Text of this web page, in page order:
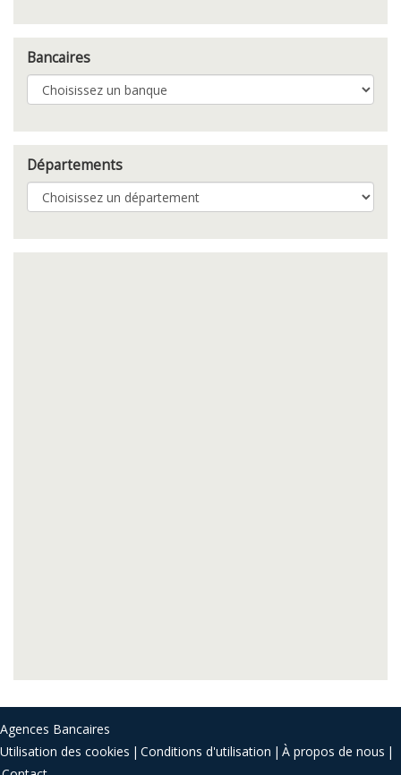
Bancaires
Départements
Agences Bancaires
Utilisation des cookies
Conditions d'utilisation
À propos de nous